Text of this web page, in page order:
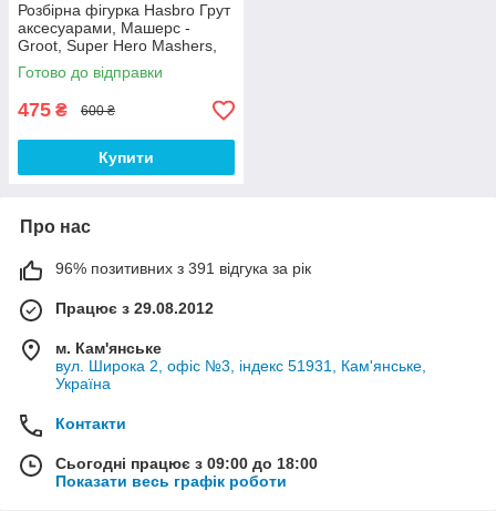
Розбірна фігурка Hasbro Грут
аксесуарами, Машерс -
Groot, Super Hero Mashers,
Marvel,
Готово до відправки
475 ₴ 600 ₴
Купити
Про нас
96% позитивних з 391 відгука за рік
Працює з 29.08.2012
м. Кам'янське
вул. Широка 2, офіс №3, індекс 51931, Кам'янське,
Україна
Контакти
Сьогодні працює з 09:00 до 18:00
Показати весь графік роботи